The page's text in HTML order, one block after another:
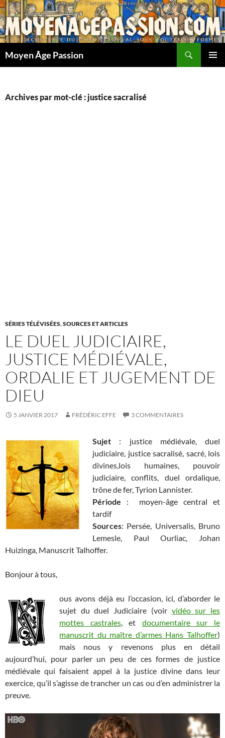
Aller
au
contenu
Moyen Âge Passion
Archives par mot-clé : justice sacralisé
SÉRIES TÉLÉVISÉES,SOURCES ET ARTICLES
LE DUEL JUDICIAIRE,
JUSTICE MÉDIÉVALE,
ORDALIE ET JUGEMENT DE
DIEU
5 JANVIER 2017 FRÉDÉRIC EFFE 3 COMMENTAIRES
Sujet : justice médiévale, duel
judiciaire, justice sacralisé, sacré, lois
divines,lois humaines, pouvoir
judiciaire, conflits, duel ordalique,
trône de fer, Tyrion Lannister.
Période : moyen-âge central et
tardif
Sources: Persée, Universalis, Bruno
Lemesle, Paul Ourliac, Johan
Huizinga, Manuscrit Talhoffer.
Bonjour à tous,
ous avons déjà eu l’occasion, ici, d’aborder le
sujet du duel Judiciaire (voir vidéo sur les
mottes castrales, et documentaire sur le
manuscrit du maître d’armes Hans Talhoffer)
mais nous y revenons plus en détail
aujourd’hui, pour parler un peu de ces formes de justice
médiévale qui faisaient appel à la justice divine dans leur
exercice, qu’il s’agisse de trancher un cas ou d’en administrer la
preuve.